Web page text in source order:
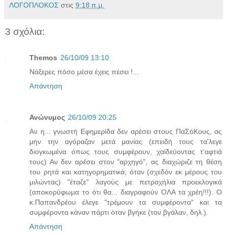
ΛΟΓΟΠΛΟΚΟΣ στις 9:18 π.μ.
3 σχόλια:
Themos 26/10/09 13:10
Νάξερες πόσο μέσα έχεις πέσει !...
Απάντηση
Ανώνυμος 26/10/09 20:25
Αν η... γνωστή Εφημερίδα δεν αρέσει στους ΠαΣόΚους, ας
μην την αγόραζαν μετά μανίας (επειδή τους τα'λεγε
διογκωμένα όπως τους συμφέρουν, χαϊδεύοντας τ'αφτιά
τους) Αν δεν αρέσει στον "αρχηγό", ας διαχώριζε τη θέση
του ρητά και κατηγορηματικά, όταν (σχεδόν εκ μέρους του
μιλώντας) "έταζε" λαγούς με πετραχήλια προεκλογικά
(αποκορύφωμα το ότι θα... διαγραφούν ΟΛΑ τα χρέη!!!). Ο
κ.Παπανδρέου έλεγε "τρέμουν τα συμφέροντα" και τα
συμφέροντα κάναν πάρτι όταν βγήκε (τον βγάλαν, δηλ.).
Απάντηση